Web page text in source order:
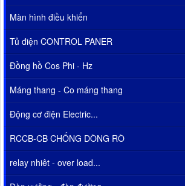
Màn hình điều khiển
Tủ điện CONTROL PANER
Đồng hồ Cos Phi - Hz
Máng thang - Co máng thang
Động cơ điện Electric...
RCCB-CB CHỐNG DÒNG RÒ
relay nhiêt - over load...